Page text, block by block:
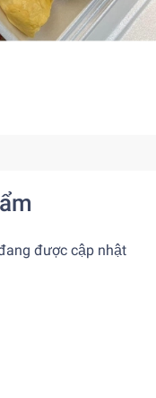
được cập nhật